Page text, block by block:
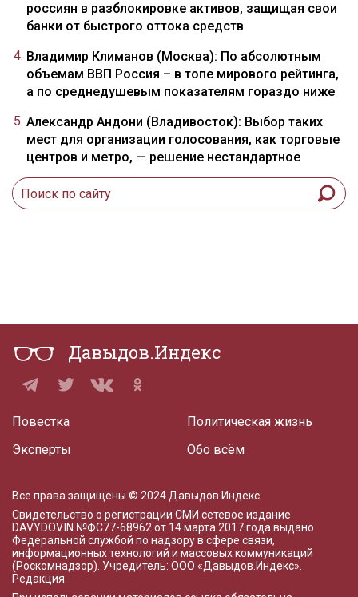
россиян в разблокировке активов, защищая свои
банки от быстрого оттока средств
Владимир Климанов (Москва): По абсолютным
объемам ВВП Россия – в топе мирового рейтинга,
а по среднедушевым показателям гораздо ниже
Александр Андони (Владивосток): Выбор таких
мест для организации голосования, как торговые
центров и метро, — решение нестандартное
Давыдов.Индекс
Повестка
Эксперты
Политическая жизнь
Обо всём
Все права защищены © 2024 Давыдов.Индекс.
Свидетельство о регистрации СМИ сетевое издание
DAVYDOV.IN №ФС77-68962 от 14 марта 2017 года выдано
Федеральной службой по надзору в сфере связи,
информационных технологий и массовых коммуникаций
(Роскомнадзор). Учредитель: ООО «Давыдов.Индекс».
Редакция